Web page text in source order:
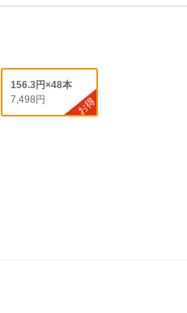
156.3円×48本
7,498円
お得